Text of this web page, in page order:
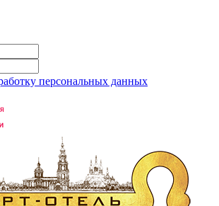
персональных данных